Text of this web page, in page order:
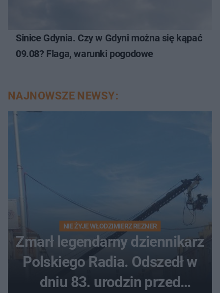
Sinice Gdynia. Czy w Gdyni można się kąpać
09.08? Flaga, warunki pogodowe
NAJNOWSZE NEWSY:
NIE ŻYJE WŁODZIMIERZ REZNER
Zmarł legendarny dziennikarz
Polskiego Radia. Odszedł w
dniu 83. urodzin przed